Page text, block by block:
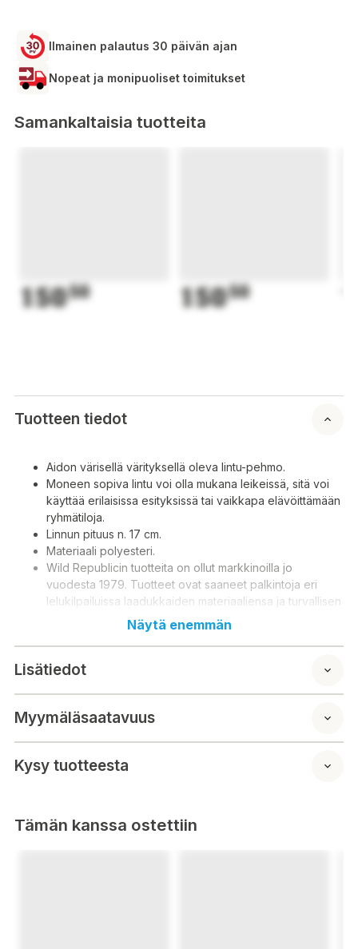
Ilmainen palautus 30 päivän ajan
Nopeat ja monipuoliset toimitukset
Samankaltaisia tuotteita
15050 15050
Tuotteen tiedot
Aidon värisellä värityksellä oleva lintu-pehmo.
Moneen sopiva lintu voi olla mukana leikeissä, sitä voi
käyttää erilaisissa esityksissä tai vaikkapa elävöittämään
ryhmätiloja.
Linnun pituus n. 17 cm.
Materiaali polyesteri.
Wild Republicin tuotteita on ollut markkinoilla jo
vuodesta 1979. Tuotteet ovat saaneet palkintoja eri
lelukilpailuissa laadukkaiden materiaaliensa ja turvallisen
käytettävyytensä vuoksi.
Fågelplysch med äkta färgfärgning.
användas i olika föreställningar eller till exempel för att
liva upp grupputrymmen.
Fågelns längd är ca 17 cm.
Material polyester.
leksakstävlingar för sina högkvalitativa material och
Näytä enemmän
Lisätiedot
Myymäläsaatavuus
Kysy tuotteesta
Tämän kanssa ostettiin